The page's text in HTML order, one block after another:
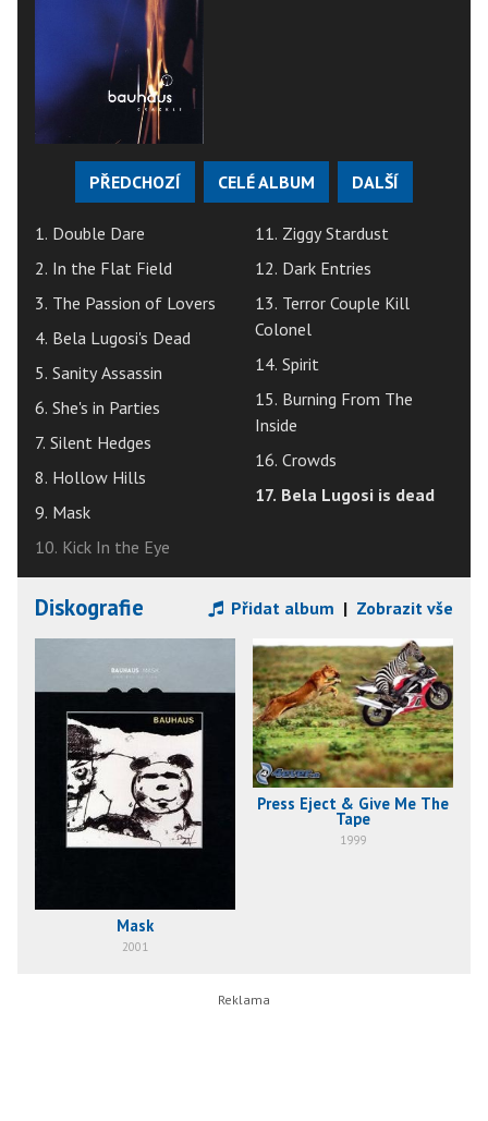
PŘEDCHOZÍ CELÉ ALBUM DALŠÍ
1. Double Dare
2. In the Flat Field
3. The Passion of Lovers
4. Bela Lugosi's Dead
5. Sanity Assassin
6. She's in Parties
7. Silent Hedges
8. Hollow Hills
9. Mask
10. Kick In the Eye
11. Ziggy Stardust
12. Dark Entries
13. Terror Couple Kill
Colonel
14. Spirit
15. Burning From The
Inside
16. Crowds
17. Bela Lugosi is dead
Diskografie Přidat album | Zobrazit vše
Mask
2001
Press Eject & Give Me The
Tape
1999